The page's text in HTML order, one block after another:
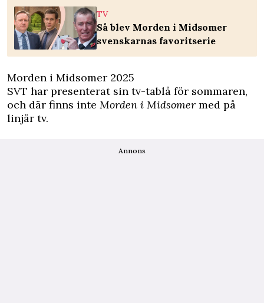
TV
Så blev Morden i Midsomer
svenskarnas favoritserie
Morden i Midsomer 2025
SVT har presenterat sin tv-tablå för sommaren,
och där finns inte Morden i Midsomer med på
linjär tv.
Annons